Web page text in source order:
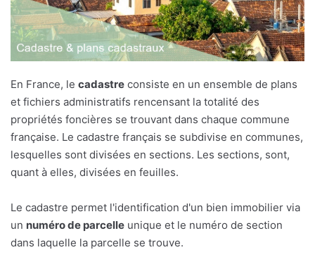
En France, le cadastre consiste en un ensemble de plans
et fichiers administratifs rencensant la totalité des
propriétés foncières se trouvant dans chaque commune
française. Le cadastre français se subdivise en communes,
lesquelles sont divisées en sections. Les sections, sont,
quant à elles, divisées en feuilles.
Le cadastre permet l'identification d'un bien immobilier via
un numéro de parcelle unique et le numéro de section
dans laquelle la parcelle se trouve.